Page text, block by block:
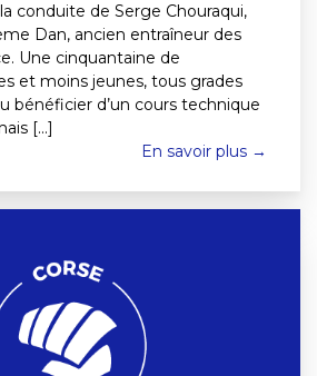
conduite de Serge Chouraqui,
Dan, ancien entraîneur des
Une cinquantaine de
et moins jeunes, tous grades
bénéficier d’un cours technique
[...]
En savoir plus →